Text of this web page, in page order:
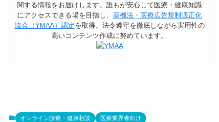
関する情報をお届けします。誰もが安心して医療・健康知識
にアクセスできる場を目指し、 薬機法・医療広告規制適正化
協会（YMAA）認定を取得。法令遵守を徹底しながら実用性の
高いコンテンツ作成に努めています。
オンライン診療・健康相談
医療業界者向け